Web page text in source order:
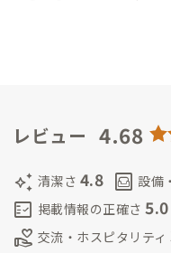
素敵な思い出となるよう
慣れ、下道を使って四国
レビュー 4.68
auto_awesome 清潔さ 4.8 living 設備
fact_check 掲載情報の正確さ 5.0
volunteer_activism 交流・ホスピタリティ